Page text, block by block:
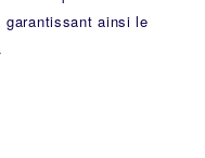
ainsi le